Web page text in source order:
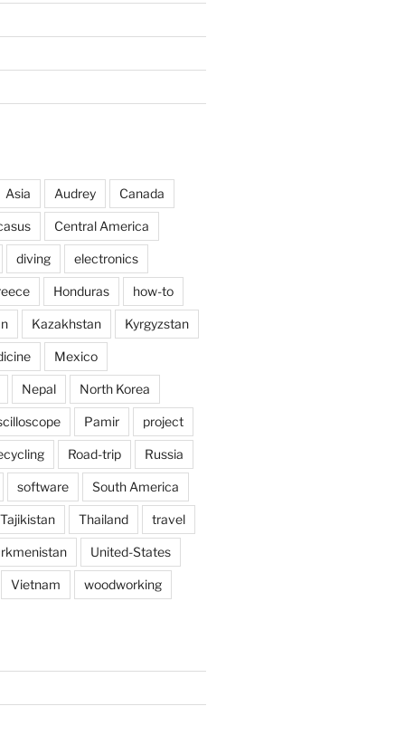
Asia Audrey Canada
Central America
diving electronics
Honduras how-to
Kazakhstan Kyrgyzstan
Mexico
Nepal North Korea
Pamir project
Road-trip Russia
software South America
Tajikistan Thailand travel
United-States
Vietnam woodworking